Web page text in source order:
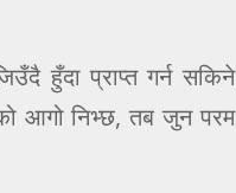
हुँदा प्राप्त गर्न सकिने
को आगो निभ्छ, तब जुन परम